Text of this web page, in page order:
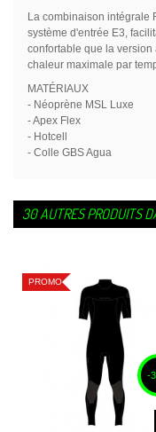
La combinaison intégrale
système d'entrée E3,
confortable que la version
chaleur maximale par
MATÉRIAUX
- Néoprène MSL Luxe
- Apex Flex
- Hotcell
- Colle GBS Agua
30 AUTRES PRODUITS
PROMO
-